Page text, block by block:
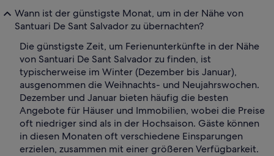
Wann ist der günstigste Monat, um in der Nähe von
Santuari De Sant Salvador zu übernachten?
Die günstigste Zeit, um Ferienunterkünfte in der Nähe
von Santuari De Sant Salvador zu finden, ist
typischerweise im Winter (Dezember bis Januar),
ausgenommen die Weihnachts- und Neujahrswochen.
Dezember und Januar bieten häufig die besten
Angebote für Häuser und Immobilien, wobei die Preise
oft niedriger sind als in der Hochsaison. Gäste können
in diesen Monaten oft verschiedene Einsparungen
erzielen, zusammen mit einer größeren Verfügbarkeit.